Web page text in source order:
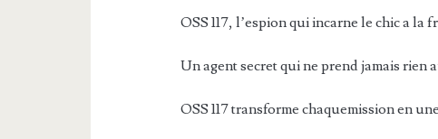
OSS 117, l’espion qui incarne le chic a la
Un agent secret qui ne prend jamais rien
OSS 117 transforme chaquemission en